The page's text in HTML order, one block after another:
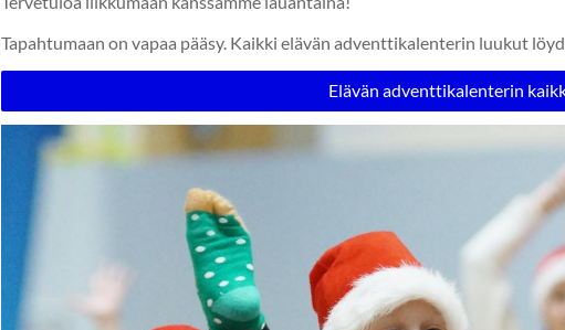
Tapahtumaan on vapaa pääsy. Kaikki elävän adventtikalenterin luukut
Elävän adventtikalenterin